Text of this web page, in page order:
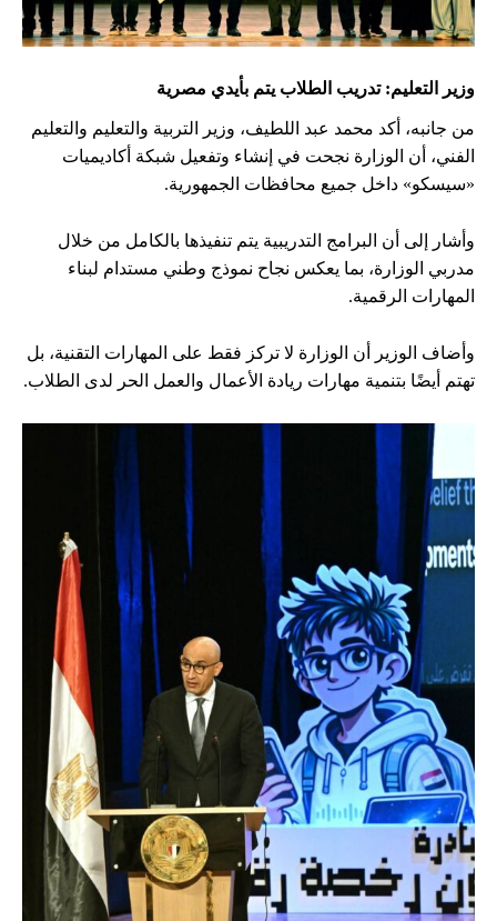
وزير التعليم: تدريب الطلاب يتم بأيدي مصرية
من جانبه، أكد محمد عبد اللطيف، وزير التربية والتعليم والتعليم
الفني، أن الوزارة نجحت في إنشاء وتفعيل شبكة أكاديميات
«سيسكو» داخل جميع محافظات الجمهورية.
وأشار إلى أن البرامج التدريبية يتم تنفيذها بالكامل من خلال
مدربي الوزارة، بما يعكس نجاح نموذج وطني مستدام لبناء
المهارات الرقمية.
وأضاف الوزير أن الوزارة لا تركز فقط على المهارات التقنية، بل
تهتم أيضًا بتنمية مهارات ريادة الأعمال والعمل الحر لدى الطلاب.